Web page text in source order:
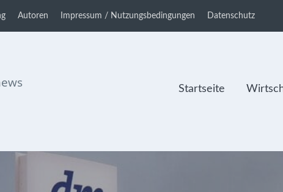
Autoren Impressum / Nutzungsbedingungen Datenschutz
Startseite